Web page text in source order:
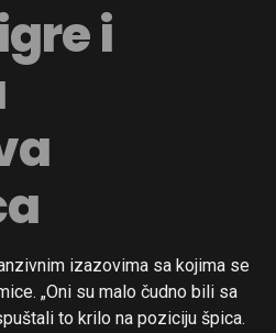
i
izazovima sa kojima se
„Oni su malo čudno bili sa
to krilo na poziciju špica.